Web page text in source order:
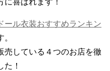
ール衣装おすすめランキン
売している４つのお店を徹
！